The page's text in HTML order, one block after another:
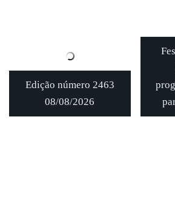
Edição número 2463
08/08/2026